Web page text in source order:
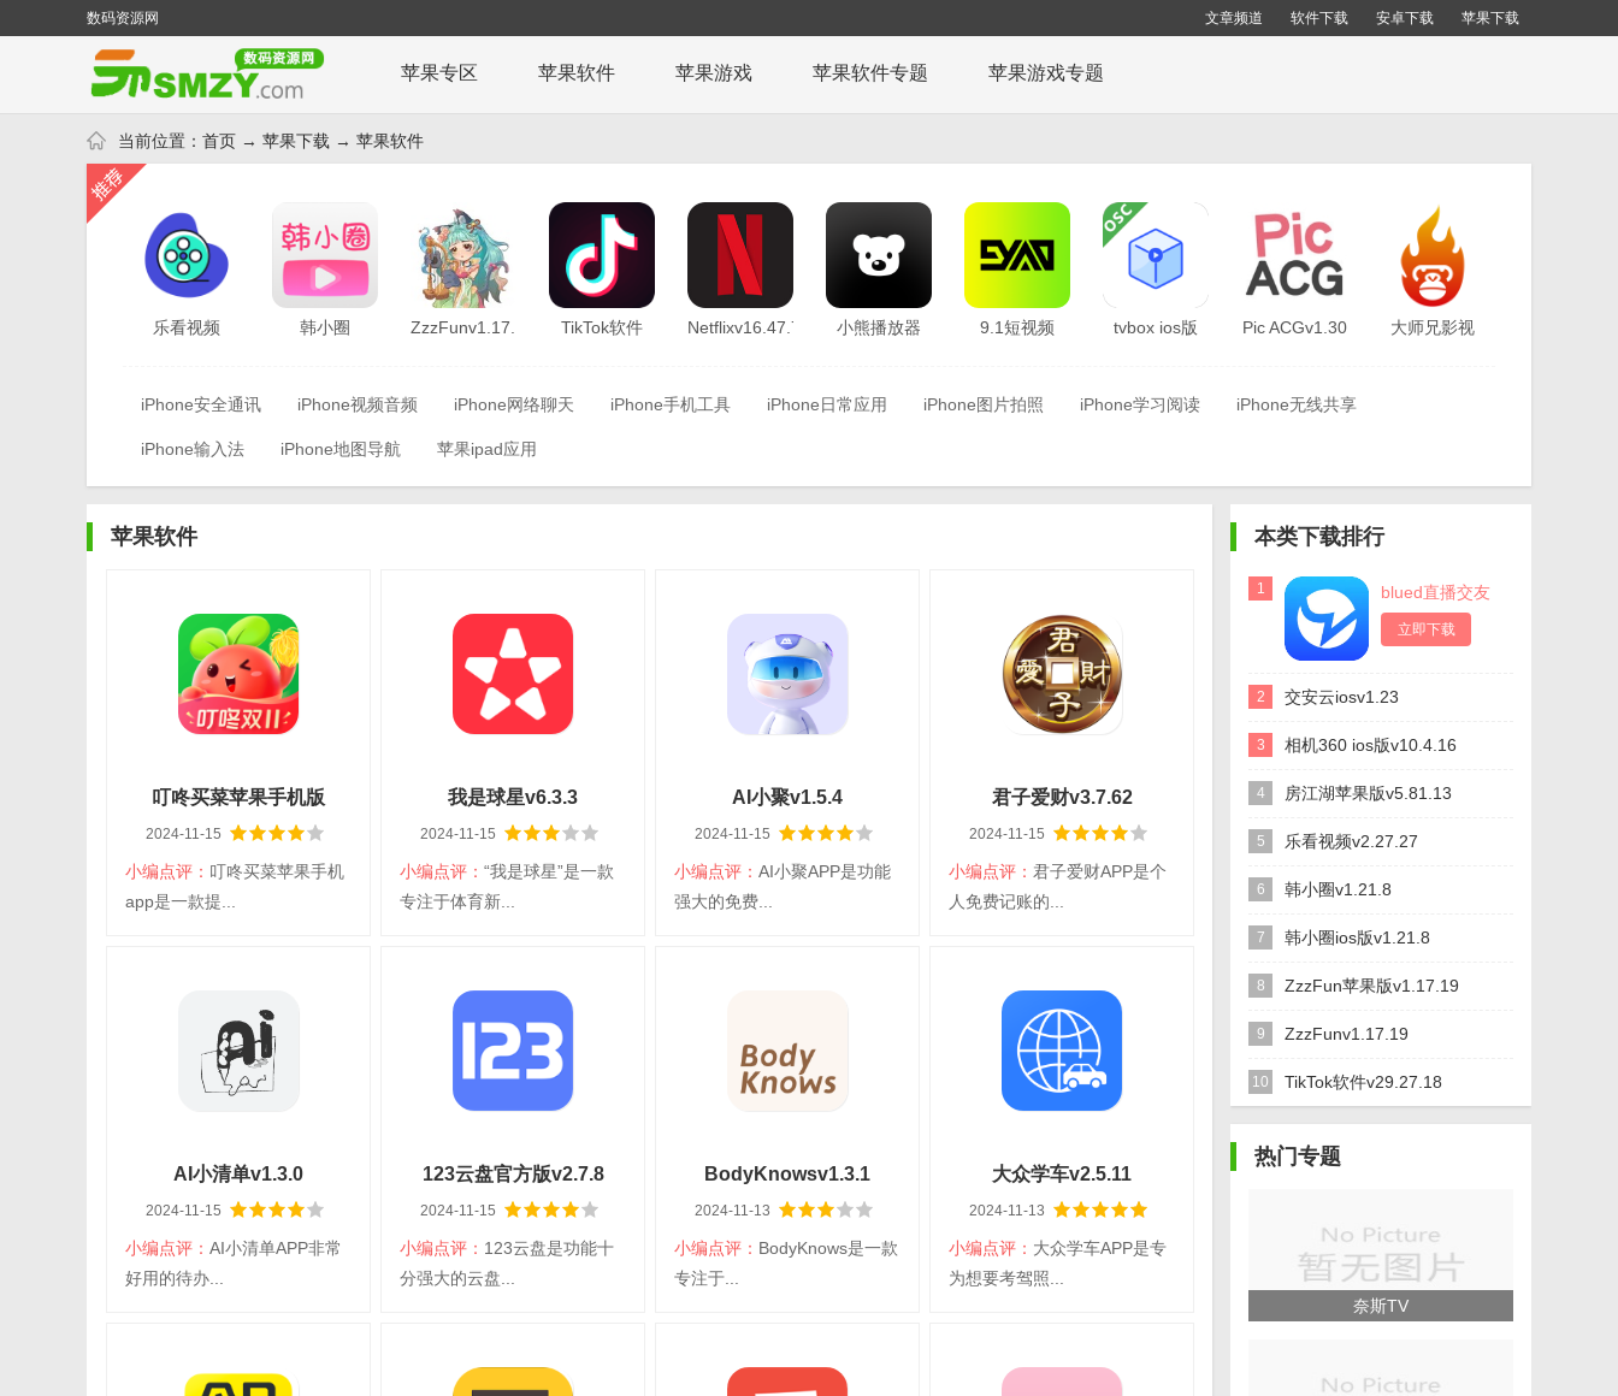
数码资源网 文章频道 软件下载 安卓下载 苹果下载
苹果专区 苹果软件 苹果游戏 苹果软件专题 苹果游戏专题
当前位置： 首页 → 苹果下载 → 苹果软件
乐看视频
韩小圈
ZzzFunv1.17.19
TikTok软件
Netflixv16.47.7
小熊播放器
9.1短视频
tvbox ios版
Pic ACGv1.30
大师兄影视
iPhone安全通讯
iPhone视频音频 iPhone网络聊天 iPhone手机工具 iPhone日常应用 iPhone图片拍照 iPhone学习阅读 iPhone无线共享
iPhone输入法 iPhone地图导航 苹果ipad应用
苹果软件
叮咚买菜苹果手机版
v11.33.2
2024-11-15
小编点评： 叮咚买菜苹果手机
app是一款提...
平台：iOS
语言：简体中文
查看详情
扫码立即下载
我是球星v6.3.3
2024-11-15
小编点评： “我是球星”是一款
专注于体育新...
大小：193.26M
平台：iOS
分类：iPhone
语言：简体中文
扫码立即下载
AI小聚v1.5.4
2024-11-15
小编点评： AI小聚APP是功能
强大的免费...
分类：iPhone
语言：简体中文
查看详情
君子爱财v3.7.62
2024-11-15
小编点评： 君子爱财APP是个
人免费记账的...
大小：22.99M
平台：iOS
分类：iPhone
语言：简体中文
查看详情
扫码立即下载
AI小清单v1.3.0
2024-11-15
小编点评： AI小清单APP非常
好用的待办...
大小：30.61M
平台：iOS
123云盘官方版v2.7.8
2024-11-15
小编点评： 123云盘是功能十
分强大的云盘...
大小：114.35M
平台：iOS
BodyKnowsv1.3.1
2024-11-13
小编点评： BodyKnows是一款
专注于...
大小：53.76M
平台：iOS
大众学车v2.5.11
2024-11-13
小编点评： 大众学车APP是专
为想要考驾照...
大小：109.75M
平台：iOS
本类下载排行
1
blued直播交友
软件v7.35.0
立即下载
2 交安云iosv1.23
3 相机360 ios版v10.4.16
4 房江湖苹果版v5.81.13
5 乐看视频v2.27.27
6 韩小圈v1.21.8
7 韩小圈ios版v1.21.8
8 ZzzFun苹果版v1.17.19
9 ZzzFunv1.17.19
10 TikTok软件v29.27.18
热门专题
奈斯TV